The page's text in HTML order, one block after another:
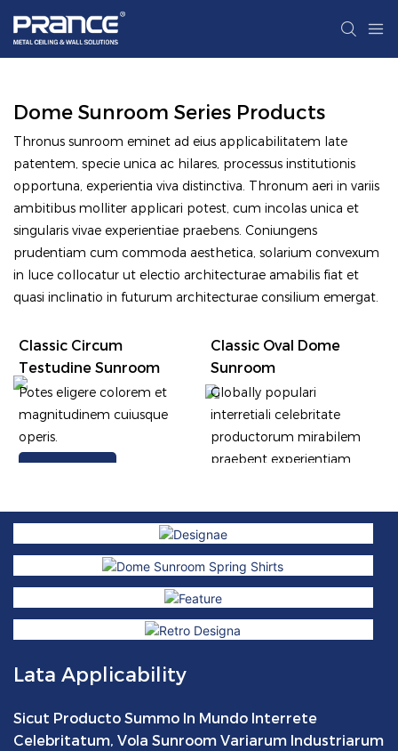
Dome Sunroom Series Products
Thronus sunroom eminet ad eius applicabilitatem late
patentem, specie unica ac hilares, processus institutionis
opportuna, experientia viva distinctiva. Thronum aeri in variis
ambitibus molliter applicari potest, cum incolas unica et
singularis vivae experientiae praebens. Coniungens
prudentiam cum commoda aesthetica, solarium convexum
in luce collocatur ut electio architecturae amabilis fiat et
quasi inclinatio in futurum architecturae consilium emergat.
Classic Circum
Testudine Sunroom
Potes eligere colorem et
magnitudinem cuiusque
operis.
Classic Oval Dome
Sunroom
Globally populari
interretiali celebritate
productorum mirabilem
praebent experientiam
LEGE PLUS
Lata Applicability
Sicut Producto Summo In Mundo Interrete
Celebritatum, Vola Sunroom Variarum Industriarum